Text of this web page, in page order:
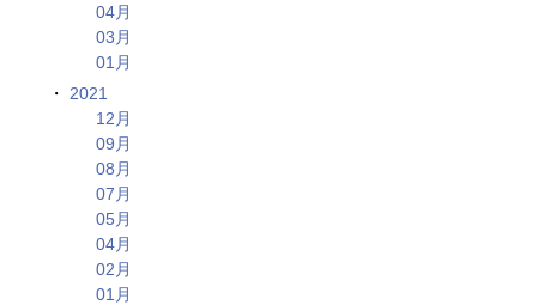
04月
03月
01月
2021
12月
09月
08月
07月
05月
04月
02月
01月